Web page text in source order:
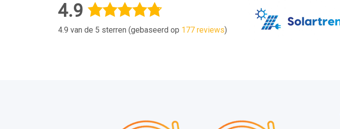
4.9
4.9 van de 5 sterren (gebaseerd op 177 reviews)